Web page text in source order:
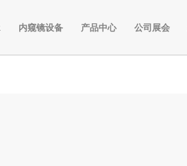
内窥镜设备 产品中心 公司展会